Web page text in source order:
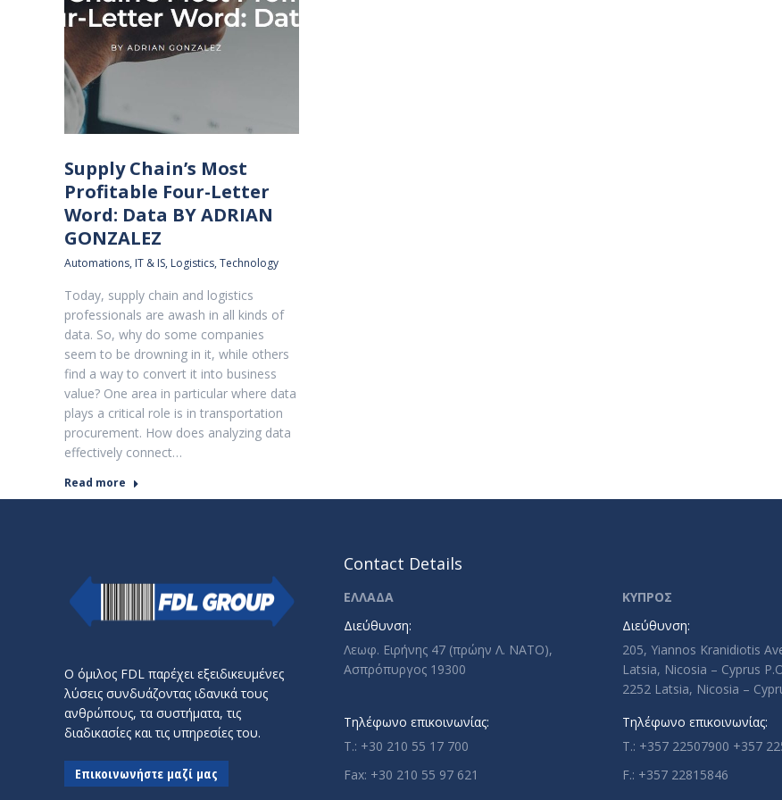
Supply Chain’s Most
Profitable Four-Letter
Word: Data BY ADRIAN
GONZALEZ
Automations, IT & IS, Logistics, Technology
Today, supply chain and logistics
professionals are awash in all kinds of
data. So, why do some companies
seem to be drowning in it, while others
find a way to convert it into business
value? One area in particular where data
plays a critical role is in transportation
procurement. How does analyzing data
effectively connect…
Read more
Ο όμιλος FDL παρέχει εξειδικευμένες
λύσεις συνδυάζοντας ιδανικά τους
ανθρώπους, τα συστήματα, τις
διαδικασίες και τις υπηρεσίες του.
Επικοινωνήστε μαζί μας
Contact Details
ΕΛΛΑΔΑ
Διεύθυνση:
Λεωφ. Ειρήνης 47 (πρώην Λ. ΝΑΤΟ),
Ασπρόπυργος 19300
Τηλέφωνο επικοινωνίας:
T.: +30 210 55 17 700
Fax: +30 210 55 97 621
ΚΥΠΡΟΣ
Διεύθυνση:
205, Yiannos Kranidiotis
Latsia, Nicosia – Cyprus
2252 Latsia, Nicosia –
Τηλέφωνο επικοινωνίας:
T.: +357 22507900 +357
F.: +357 22815846